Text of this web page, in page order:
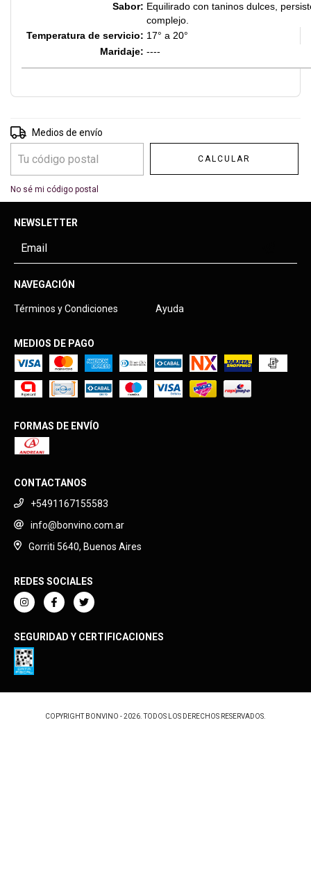
Sabor: Equilirado con taninos dulces,
complejo.
Temperatura de servicio: 17° a 20°
Maridaje: ----
Entregas para el CP:
Medios de envío
CALCULAR
No sé mi código postal
NEWSLETTER
NAVEGACIÓN
Términos y Condiciones Ayuda
MEDIOS DE PAGO
FORMAS DE ENVÍO
CONTACTANOS
+5491167155583
info@bonvino.com.ar
Gorriti 5640, Buenos Aires
REDES SOCIALES
SEGURIDAD Y CERTIFICACIONES
COPYRIGHT BONVINO - 2026. TODOS LOS DERECHOS RESERVADOS.